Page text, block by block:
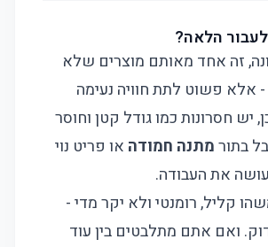
הלאה?
זה אחד מאותם מוצרים שלא
אלא פשוט לתת חוויה נעימה
יש חסרונות כמו גודל קטן וחוסר
בתורמתנה חמודה או פריט נוי
את העבודה.
קליל, רומנטי ולא יקר מדי -
ואם אתם מתלבטים בין עוד